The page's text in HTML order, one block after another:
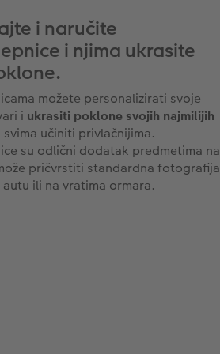
i naručite
i njima ukrasite
možete personalizirati svoje
i ukrasiti poklone svojih najmilijih
svima učiniti privlačnijima.
su odlični dodatak predmetima na
pričvrstiti standardna
ili na vratima ormara.